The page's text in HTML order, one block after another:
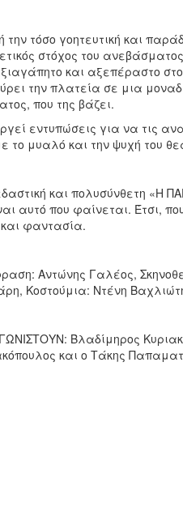
την τόσο γοητευτική και
στόχος του
και αξεπέραστο
την πλατεία σε μια
που της βάζει.
εντυπώσεις για να τις
το μυαλό και την ψυχή του
και πολυσύνθετη «Η
αυτό που φαίνεται. Έτσι,
φαντασία.
Αντώνης Γαλέος,
Κοστούμια: Ντένη
Βλαδίμηρος
και ο Τάκης